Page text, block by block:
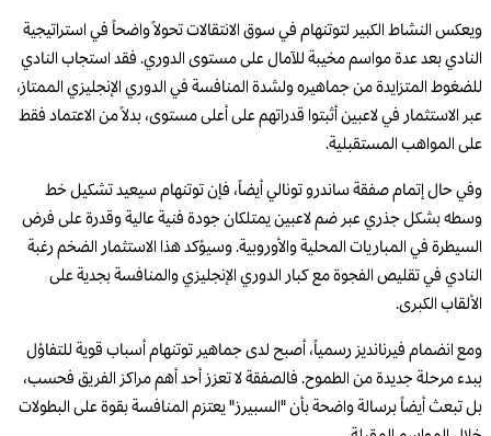
ويعكس النشاط الكبير لتوتنهام في سوق الانتقالات تحولاً واضحاً في استراتيجية
النادي بعد عدة مواسم مخيبة للآمال على مستوى الدوري. فقد استجاب النادي
للضغوط المتزايدة من جماهيره ولشدة المنافسة في الدوري الإنجليزي الممتاز،
عبر الاستثمار في لاعبين أثبتوا قدراتهم على أعلى مستوى، بدلاً من الاعتماد فقط
على المواهب المستقبلية.
وفي حال إتمام صفقة ساندرو تونالي أيضاً، فإن توتنهام سيعيد تشكيل خط
وسطه بشكل جذري عبر ضم لاعبين يمتلكان جودة فنية عالية وقدرة على فرض
السيطرة في المباريات المحلية والأوروبية. وسيؤكد هذا الاستثمار الضخم رغبة
النادي في تقليص الفجوة مع كبار الدوري الإنجليزي والمنافسة بجدية على
الألقاب الكبرى.
ومع انضمام فيرنانديز رسمياً، أصبح لدى جماهير توتنهام أسباب قوية للتفاؤل
ببدء مرحلة جديدة من الطموح. فالصفقة لا تعزز أحد أهم مراكز الفريق فحسب،
بل تبعث أيضاً برسالة واضحة بأن "السبيرز" يعتزم المنافسة بقوة على البطولات